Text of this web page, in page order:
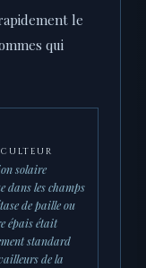
le
qui
solaire
dans les champs
de paille ou
épais était
standard
de la